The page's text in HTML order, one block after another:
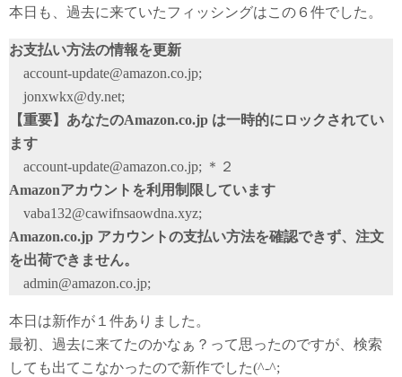
本日も、過去に来ていたフィッシングはこの６件でした。
お支払い方法の情報を更新
account-update@amazon.co.jp;
jonxwkx@dy.net;
【重要】あなたのAmazon.co.jp は一時的にロックされてい
ます
account-update@amazon.co.jp; ＊２
Amazonアカウントを利用制限しています
vaba132@cawifnsaowdna.xyz;
Amazon.co.jp アカウントの支払い方法を確認できず、注文
を出荷できません。
admin@amazon.co.jp;
本日は新作が１件ありました。
最初、過去に来てたのかなぁ？って思ったのですが、検索
しても出てこなかったので新作でした(^-^;